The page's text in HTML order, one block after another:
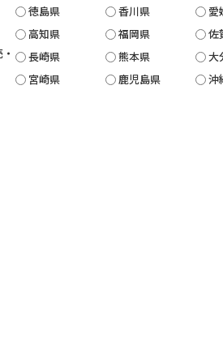
徳島県
香川県
愛
高知県
福岡県
佐
長崎県
熊本県
大
宮崎県
鹿児島県 沖